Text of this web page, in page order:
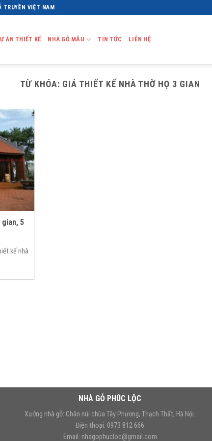
TRUYỀN VIỆT NAM
ÁN THIẾT KẾ NHÀ GỖ MẪU TIN TỨC LIÊN HỆ
TỪ KHÓA: GIÁ THIẾT KẾ NHÀ THỜ HỌ 3 GIAN
5
kế nhà
NHÀ GỖ PHÚC LỘC
Xưởng nhà gỗ: Chân núi chùa Tây Phương, Thạch Thất, Hà Nội.
Điện thoại: 0973 812 666
Email: nhagophucloc@gmail.com